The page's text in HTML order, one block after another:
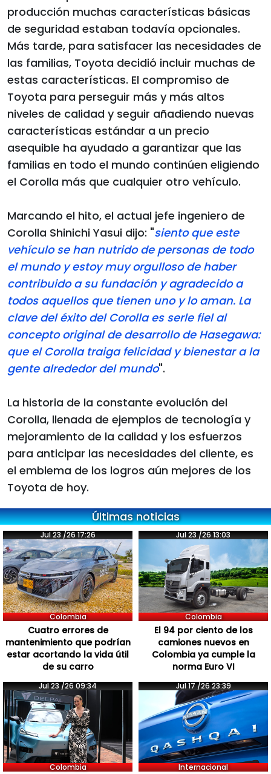
producción muchas características básicas
de seguridad estaban todavía opcionales.
Más tarde, para satisfacer las necesidades de
las familias, Toyota decidió incluir muchas de
estas características. El compromiso de
Toyota para perseguir más y más altos
niveles de calidad y seguir añadiendo nuevas
características estándar a un precio
asequible ha ayudado a garantizar que las
familias en todo el mundo continúen eligiendo
el Corolla más que cualquier otro vehículo.
Marcando el hito, el actual jefe ingeniero de
Corolla Shinichi Yasui dijo: "siento que este
vehículo se han nutrido de personas de todo
el mundo y estoy muy orgulloso de haber
contribuido a su fundación y agradecido a
todos aquellos que tienen uno y lo aman. La
clave del éxito del Corolla es serle fiel al
concepto original de desarrollo de Hasegawa:
que el Corolla traiga felicidad y bienestar a la
gente alrededor del mundo".
La historia de la constante evolución del
Corolla, llenada de ejemplos de tecnología y
mejoramiento de la calidad y los esfuerzos
para anticipar las necesidades del cliente, es
el emblema de los logros aún mejores de los
Toyota de hoy.
Últimas noticias
Jul 23 /26 17:26
Colombia
Cuatro errores de
mantenimiento que podrían
estar acortando la vida útil
de su carro
Jul 23 /26 13:03
Colombia
El 94 por ciento de los
camiones nuevos en
Colombia ya cumple la
norma Euro VI
Jul 23 /26 09:34
Colombia
Jul 17 /26 23:39
Internacional